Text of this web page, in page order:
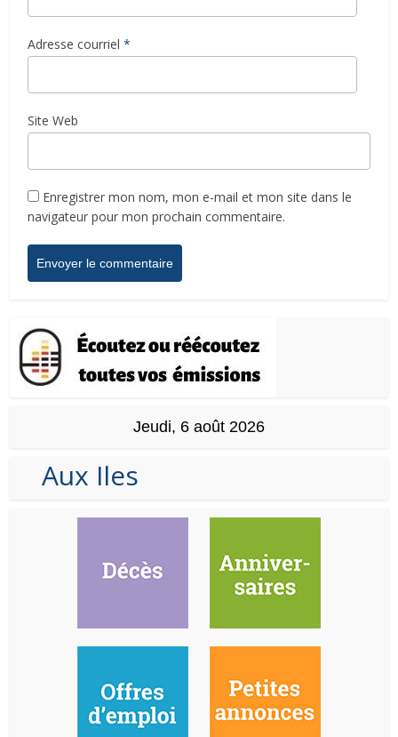
Adresse courriel *
Site Web
Enregistrer mon nom, mon e-mail et mon site dans le
navigateur pour mon prochain commentaire.
Jeudi, 6 août 2026
Aux Iles